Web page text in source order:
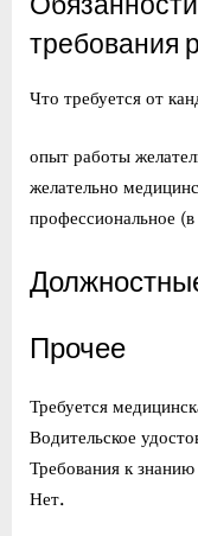
требования
Что требуется от
опыт работы
желательно
профессиональное
Прочее
Требуется
Водительское
Требования к знанию
Нет.